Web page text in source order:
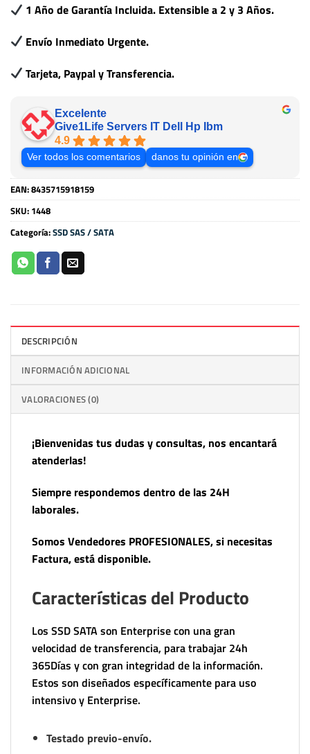
1 Año de Garantía Incluida. Extensible a 2 y 3 Años.
Envío Inmediato Urgente.
Tarjeta, Paypal y Transferencia.
Excelente
Give1Life Servers IT Dell Hp Ibm
4.9
Ver todos los comentarios danos tu opinión en
EAN:8435715918159
SKU: 1448
Categoría:SSD SAS / SATA
DESCRIPCIÓN
INFORMACIÓN ADICIONAL
VALORACIONES (0)
¡Bienvenidas tus dudas y consultas, nos encantará
atenderlas!
Siempre respondemos dentro de las 24H
laborales.
Somos Vendedores PROFESIONALES, si necesitas
Factura, está disponible.
Características del Producto
Los SSD SATA son Enterprise con una gran
velocidad de transferencia, para trabajar 24h
365Días y con gran integridad de la información.
Estos son diseñados específicamente para uso
intensivo y Enterprise.
Testado previo-envío.